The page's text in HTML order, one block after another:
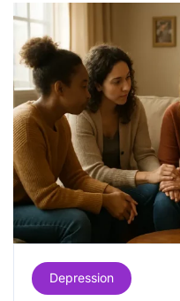
Depression